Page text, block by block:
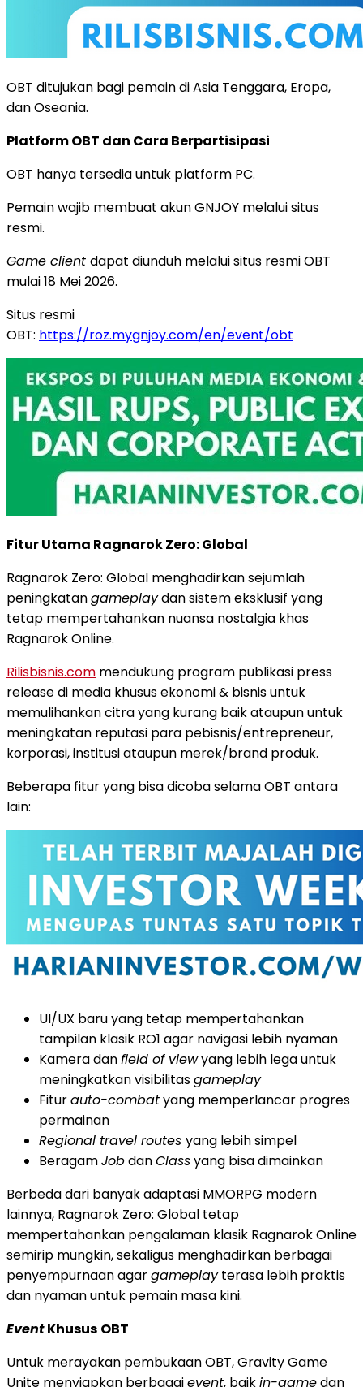
OBT ditujukan bagi pemain di Asia Tenggara, Eropa,
dan Oseania.
Platform OBT dan Cara Berpartisipasi
OBT hanya tersedia untuk platform PC.
Pemain wajib membuat akun GNJOY melalui situs
resmi.
Game client dapat diunduh melalui situs resmi OBT
mulai 18 Mei 2026.
Situs resmi
OBT: https://roz.mygnjoy.com/en/event/obt
Fitur Utama Ragnarok Zero: Global
Ragnarok Zero: Global menghadirkan sejumlah
peningkatangameplaydan sistem eksklusif yang
tetap mempertahankan nuansa nostalgia khas
Ragnarok Online.
Rilisbisnis.com mendukung program publikasi press
release di media khusus ekonomi & bisnis untuk
memulihankan citra yang kurang baik ataupun untuk
meningkatan reputasi para pebisnis/entrepreneur,
korporasi, institusi ataupun merek/brand produk.
Beberapa fitur yang bisa dicoba selama OBT antara
lain:
UI/UX baru yang tetap mempertahankan
tampilan klasik RO1 agar navigasi lebih nyaman
Kamera danfield of viewyang lebih lega untuk
meningkatkan visibilitasgameplay
Fiturauto-combatyang memperlancar progres
permainan
Regional travel routes yang lebih simpel
BeragamJobdanClassyang bisa dimainkan
Berbeda dari banyak adaptasi MMORPG modern
lainnya, Ragnarok Zero: Global tetap
mempertahankan pengalaman klasik Ragnarok Online
semirip mungkin, sekaligus menghadirkan berbagai
penyempurnaan agargameplayterasa lebih praktis
dan nyaman untuk pemain masa kini.
EventKhusus OBT
Untuk merayakan pembukaan OBT, Gravity Game
Unite menyiapkan berbagaievent, baikin-gamedan